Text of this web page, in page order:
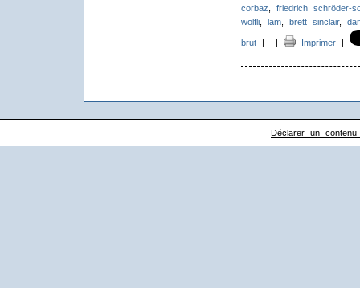
corbaz
friedrich schröder-
wölfli, lam, brett sinclair,
brut| | Imprimer|
Déclarer un contenu